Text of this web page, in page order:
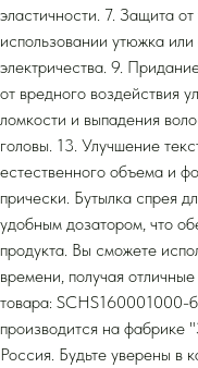
эластичности. 7. Защита
использовании утюжка
электричества. 9.
от вредного воздействия
ломкости и выпадения
головы. 13. Улучшение
естественного объема и
прически. Бутылка спрея
удобным дозатором, что
продукта. Вы сможете
времени, получая
товара: SCHS160001000-
производится на фабрике
Россия. Будьте уверены в